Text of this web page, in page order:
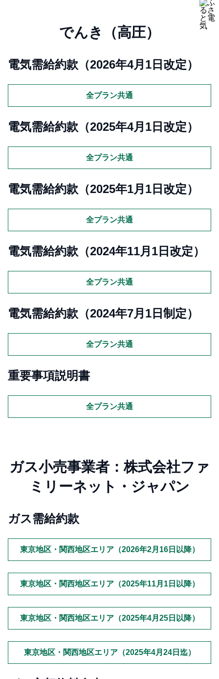
でんき（高圧）
電気需給約款（2026年4月1日改定）
全プラン共通
電気需給約款（2025年4月1日改定）
全プラン共通
電気需給約款（2025年1月1日改定）
全プラン共通
電気需給約款（2024年11月1日改定）
全プラン共通
電気需給約款（2024年7月1日制定）
全プラン共通
重要事項説明書
全プラン共通
ガス小売事業者：株式会社ファ
ミリーネット・ジャパン
ガス需給約款
東京地区・関西地区エリア（2026年2月16日以降）
東京地区・関西地区エリア（2025年11月1日以降）
東京地区・関西地区エリア（2025年4月25日以降）
東京地区・関西地区エリア（2025年4月24日迄）